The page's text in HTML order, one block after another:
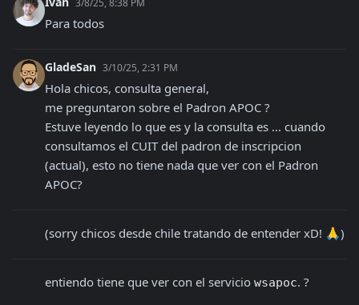
3/8/25, 8:38 PM
Para todos
GladeSan 3/10/25, 2:31 PM
Hola chicos, consulta general,
me preguntaron sobre el Padron APOC ?
Estuve leyendo lo que es y la consulta es ... cuando
consultamos el CUIT del padron de inscripcion
(actual), esto no tiene nada que ver con el Padron
APOC?
(sorry chicos desde chile tratando de entender xD! 🙏)
entiendo tiene que ver con el servicio wsapoc. ?